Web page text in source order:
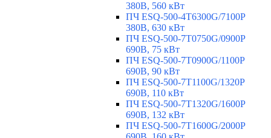
380В, 560 кВт
ПЧ ESQ-500-4T6300G/7100P
380В, 630 кВт
ПЧ ESQ-500-7T0750G/0900P
690В, 75 кВт
ПЧ ESQ-500-7T0900G/1100P
690В, 90 кВт
ПЧ ESQ-500-7T1100G/1320P
690В, 110 кВт
ПЧ ESQ-500-7T1320G/1600P
690В, 132 кВт
ПЧ ESQ-500-7T1600G/2000P